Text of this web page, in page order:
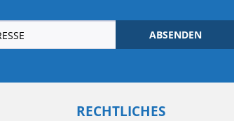
ABSENDEN
RECHTLICHES